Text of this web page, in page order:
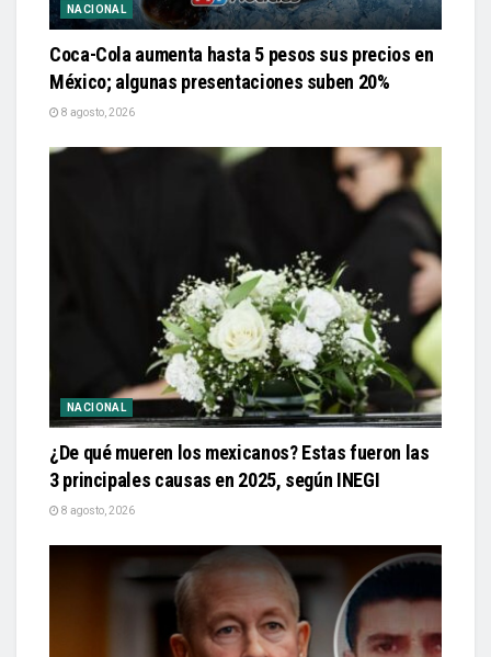
NACIONAL
Coca-Cola aumenta hasta 5 pesos sus precios en
México; algunas presentaciones suben 20%
8 agosto, 2026
NACIONAL
¿De qué mueren los mexicanos? Estas fueron las
3 principales causas en 2025, según INEGI
8 agosto, 2026